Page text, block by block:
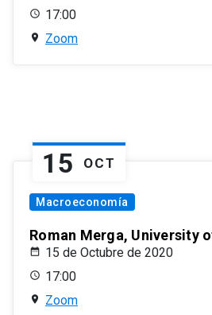
17:00
Zoom
15 OCT
Macroeconomía
Roman Merga, University
15 de Octubre de 2020
17:00
Zoom